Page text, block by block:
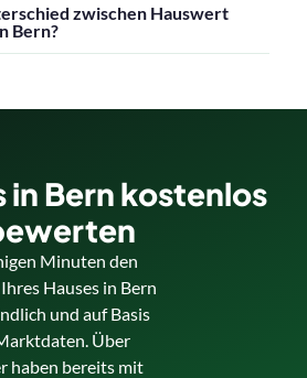
zwischen Hauswert
Bern?
in Bern kostenlos
Minuten den
Hauses in Bern
und auf Basis
Über
haben bereits mit